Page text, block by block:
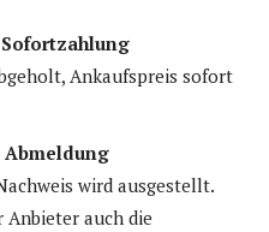
Ankaufspreis sofort
wird ausgestellt.
Anbieter auch die